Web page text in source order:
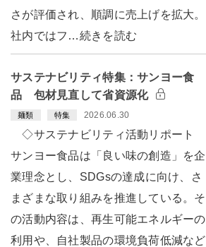
さが評価され、順調に売上げを拡大。
社内ではフ…続きを読む
サステナビリティ特集：サンヨー食
品 包材見直して省資源化
麺類 特集 2026.06.30
◇サステナビリティ活動リポート
サンヨー食品は「良い味の創造」を企
業理念とし、SDGsの達成に向け、さ
まざまな取り組みを推進している。そ
の活動内容は、再生可能エネルギーの
利用や、自社製品の環境負荷低減など